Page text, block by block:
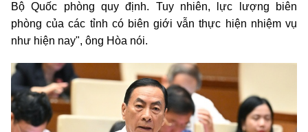
Bộ Quốc phòng quy định. Tuy nhiên, lực lượng biên
phòng của các tỉnh có biên giới vẫn thực hiện nhiệm vụ
như hiện nay", ông Hòa nói.